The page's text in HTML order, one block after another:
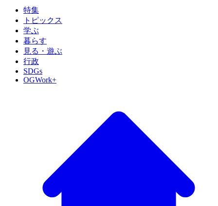
特集
トピックス
学ぶ
暮らす
見る・遊ぶ
行政
SDGs
OGWork+